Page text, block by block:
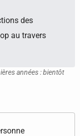
des
au travers
années : bientôt